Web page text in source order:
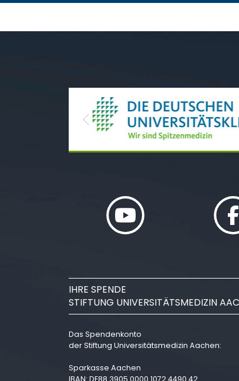
Previous
IHRE SPENDE
STIFTUNG UNIVERSITÄTSMEDIZIN
Das Spendenkonto
der Stiftung Universitätsmedizin Aachen:
Sparkasse Aachen
IBAN: DE88 3905 0000 1072 4490 42